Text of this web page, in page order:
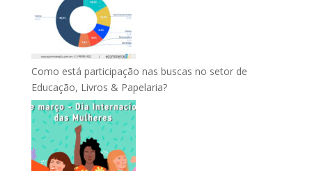
Como está participação nas buscas no setor de
Educação, Livros & Papelaria?